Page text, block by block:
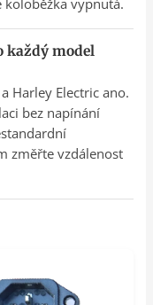
každý model
Harley Electric ano.
bez napínání
změřte vzdálenost